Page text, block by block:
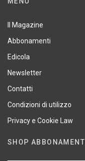
Il Magazine
Abbonamenti
Edicola
Newsletter
Contatti
Condizioni di utilizzo
Privacy e Cookie Law
SHOP ABBONAMENTI